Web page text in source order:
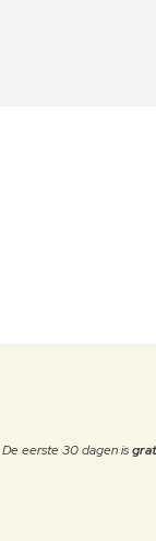
De eerste 30 dagen is